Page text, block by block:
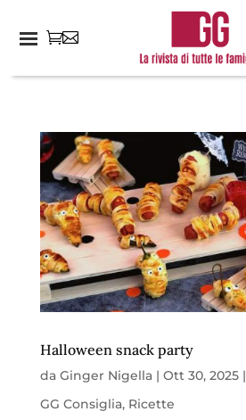
Halloween snack party
da Ginger Nigella| Ott 30, 2025|
GG Consiglia, Ricette